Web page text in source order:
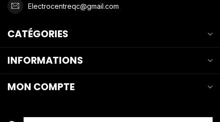
Electrocentreqc@gmail.com
CATÉGORIES
INFORMATIONS
MON COMPTE